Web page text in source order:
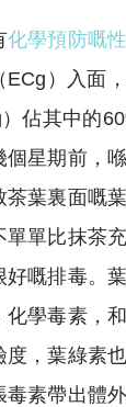
化學預防嘅
）入面
佔其中的
個星期前，
葉裏面嘅
單單比抹茶
嘅排毒。
學毒素，
度，葉綠素
素帶出體